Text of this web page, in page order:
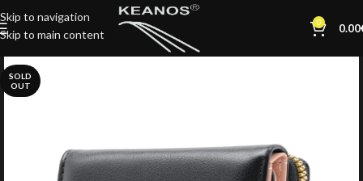
Skip to navigation
Skip to main content
0 0.00
SOLD
OUT